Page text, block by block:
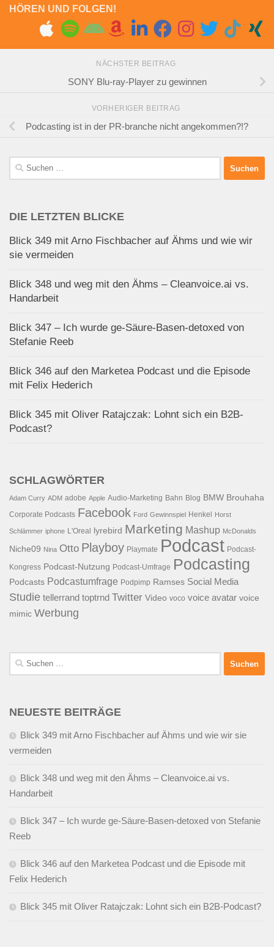
HÖREN UND FOLGEN!
NÄCHSTER BEITRAG
SONY Blu-ray-Player zu gewinnen
VORHERIGER BEITRAG
Podcasting ist in der PR-branche nicht angekommen?!?
Suchen
nach:
DIE LETZTEN BLICKE
Blick 349 mit Arno Fischbacher auf Ähms und wie wir
sie vermeiden
Blick 348 und weg mit den Ähms – Cleanvoice.ai vs.
Handarbeit
Blick 347 – Ich wurde ge-Säure-Basen-detoxed von
Stefanie Reeb
Blick 346 auf den Marketea Podcast und die Episode
mit Felix Hederich
Blick 345 mit Oliver Ratajczak: Lohnt sich ein B2B-
Podcast?
SCHLAGWÖRTER
Adam Curry ADM adobe Apple Audio-Marketing Bahn Blog BMW Brouhaha
Corporate Podcasts Facebook Ford Gewinnspiel Henkel Horst
Schlämmer iphone L'Oreal lyrebird Marketing Mashup McDonalds
Niche09 Nina Otto Playboy Playmate Podcast Podcast-
Kongress Podcast-Nutzung Podcast-Umfrage Podcasting
Podcasts Podcastumfrage Podpimp Ramses Social Media
Studie tellerrand toptrnd Twitter Video voco voice avatar voice
mimic Werbung
Suchen
nach:
NEUESTE BEITRÄGE
Blick 349 mit Arno Fischbacher auf Ähms und wie wir sie
vermeiden
Blick 348 und weg mit den Ähms – Cleanvoice.ai vs.
Handarbeit
Blick 347 – Ich wurde ge-Säure-Basen-detoxed von Stefanie
Reeb
Blick 346 auf den Marketea Podcast und die Episode mit
Felix Hederich
Blick 345 mit Oliver Ratajczak: Lohnt sich ein B2B-Podcast?